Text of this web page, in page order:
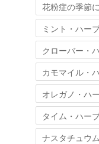
花粉症の季節に
ミント・ハー
クローバー・
カモマイル・
オレガノ・ハ
タイム・ハー
ナスタチュウ